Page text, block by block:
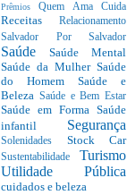
PrêmiosQuem Ama Cuida
Receitas Relacionamento
Salvador Por Salvador
Saúde Saúde Mental
Saúde da Mulher Saúde
do Homem Saúde e
Beleza Saúde e Bem Estar
Saúde em Forma Saúde
infantil Segurança
Solenidades Stock Car
Sustentabilidade Turismo
Utilidade Pública
cuidados e beleza